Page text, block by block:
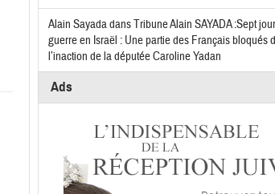
Alain SayadadansTribune Alain SAYADA :Sept
guerre en Israël : Une partie des Français bloqués
l’inaction de la députée Caroline Yadan
Ads